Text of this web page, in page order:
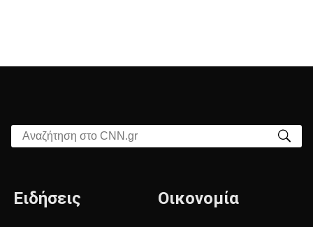
Αναζήτηση στο CNN.gr
Ειδήσεις Οικονομία